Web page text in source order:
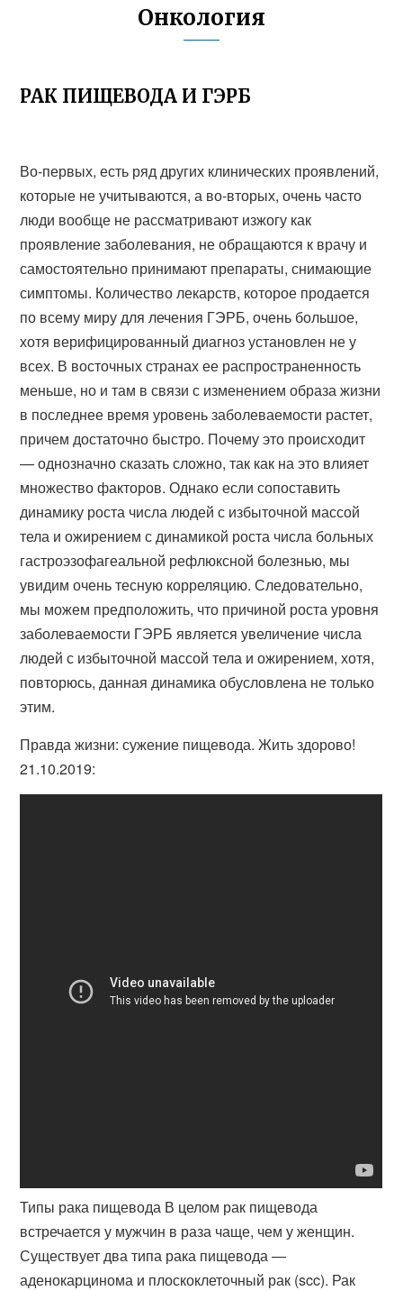
Онкология
РАК ПИЩЕВОДА И ГЭРБ
Во-первых, есть ряд других клинических проявлений,
которые не учитываются, а во-вторых, очень часто
люди вообще не рассматривают изжогу как
проявление заболевания, не обращаются к врачу и
самостоятельно принимают препараты, снимающие
симптомы. Количество лекарств, которое продается
по всему миру для лечения ГЭРБ, очень большое,
хотя верифицированный диагноз установлен не у
всех. В восточных странах ее распространенность
меньше, но и там в связи с изменением образа жизни
в последнее время уровень заболеваемости растет,
причем достаточно быстро. Почему это происходит
— однозначно сказать сложно, так как на это влияет
множество факторов. Однако если сопоставить
динамику роста числа людей с избыточной массой
тела и ожирением с динамикой роста числа больных
гастроэзофагеальной рефлюксной болезнью, мы
увидим очень тесную корреляцию. Следовательно,
мы можем предположить, что причиной роста уровня
заболеваемости ГЭРБ является увеличение числа
людей с избыточной массой тела и ожирением, хотя,
повторюсь, данная динамика обусловлена не только
этим.
Правда жизни: сужение пищевода. Жить здорово!
21.10.2019:
Типы рака пищевода В целом рак пищевода
встречается у мужчин в раза чаще, чем у женщин.
Существует два типа рака пищевода —
аденокарцинома и плоскоклеточный рак (scc). Рак